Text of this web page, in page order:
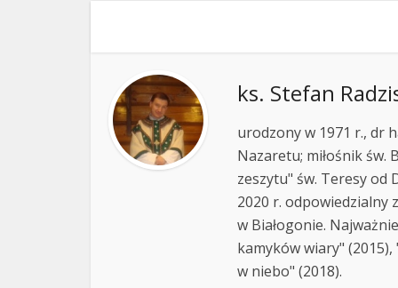
ks. Stefan
urodzony w 1971 r., dr
Nazaretu; miłośnik św.
zeszytu" św. Teresy od
2020 r. odpowiedzialny
w Białogonie.
kamyków wiary"
w niebo" (2018).